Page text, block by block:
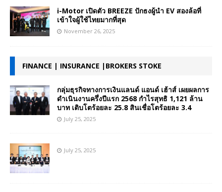
i-Motor เปิดตัว BREEZE ปักธงผู้นำ EV สองล้อที่
เข้าใจผู้ใช้ไทยมากที่สุด
November 26, 2025
FINANCE | INSURANCE |BROKERS STOKE
กลุ่มธุรกิจทางการเงินแลนด์ แอนด์ เฮ้าส์ เผยผลการ
ดำเนินงานครึ่งปีแรก 2568 กำไรสุทธิ 1,121 ล้าน
บาท เติบโตร้อยละ 25.8 สินเชื่อโตร้อยละ 3.4
July 25, 2025
July 25, 2025